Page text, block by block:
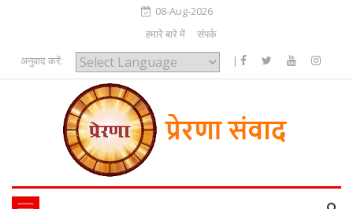
08-Aug-2026
हमारे बारे में
संपर्क
अनुवाद करें:
Powered by
|